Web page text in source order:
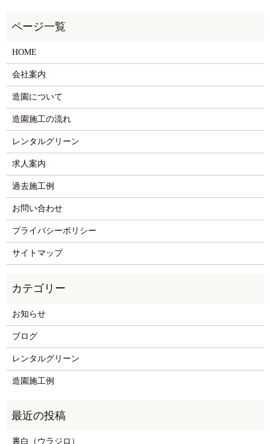
HOME
会社案内
造園について
造園施工の流れ
レンタルグリーン
求人案内
過去施工例
お問い合わせ
プライバシーポリシー
サイトマップ
お知らせ
ブログ
レンタルグリーン
造園施工例
裏白（ウラジロ）